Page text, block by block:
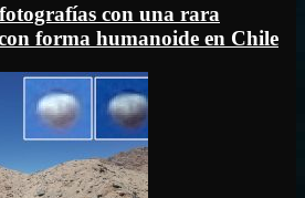
con una rara
forma humanoide en Chile